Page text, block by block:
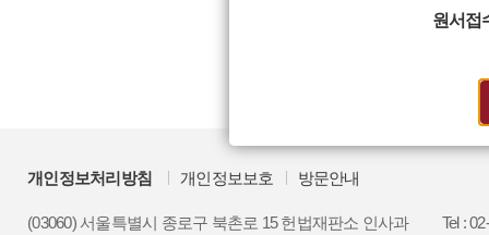
개인정보처리방침 개인정보보호 방문안내
(03060) 서울특별시 종로구 북촌로 15 헌법재판소 인사과
Tel :
원서접